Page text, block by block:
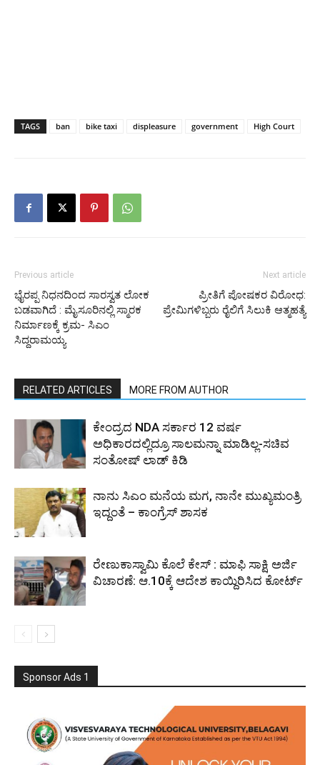
TAGS ban bike taxi displeasure government High Court
Previous article
ಭೈರಪ್ಪ ನಿಧನದಿಂದ ಸಾರಸ್ವತ ಲೋಕ
ಬಡವಾಗಿದೆ : ಮೈಸೂರಿನಲ್ಲಿ ಸ್ಮಾರಕ
ನಿರ್ಮಾಣಕ್ಕೆ ಕ್ರಮ- ಸಿಎಂ
ಸಿದ್ದರಾಮಯ್ಯ
Next article
ಪ್ರೀತಿಗೆ ಪೋಷಕರ ವಿರೋಧ:
ಪ್ರೇಮಿಗಳಿಬ್ಬರು ರೈಲಿಗೆ ಸಿಲುಕಿ ಆತ್ಮಹತ್ಯೆ
RELATED ARTICLES MORE FROM AUTHOR
ಕೇಂದ್ರದ NDA ಸರ್ಕಾರ 12 ವರ್ಷ
ಅಧಿಕಾರದಲ್ಲಿದ್ರೂ ಸಾಲಮನ್ನಾ ಮಾಡಿಲ್ಲ-ಸಚಿವ
ಸಂತೋಷ್ ಲಾಡ್ ಕಿಡಿ
ನಾನು ಸಿಎಂ ಮನೆಯ ಮಗ, ನಾನೇ ಮುಖ್ಯಮಂತ್ರಿ
ಇದ್ದಂತೆ – ಕಾಂಗ್ರೆಸ್ ಶಾಸಕ
ರೇಣುಕಾಸ್ವಾಮಿ ಕೊಲೆ ಕೇಸ್ : ಮಾಫಿ ಸಾಕ್ಷಿ ಅರ್ಜಿ
ವಿಚಾರಣೆ: ಆ.10ಕ್ಕೆ ಆದೇಶ ಕಾಯ್ದಿರಿಸಿದ ಕೋರ್ಟ್
Sponsor Ads 1